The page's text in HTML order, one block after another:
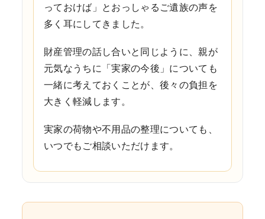
っておけば」とおっしゃるご遺族の声を
多く耳にしてきました。
財産管理の話し合いと同じように、親が
元気なうちに「実家の今後」についても
一緒に考えておくことが、後々の負担を
大きく軽減します。
実家の荷物や不用品の整理についても、
いつでもご相談いただけます。